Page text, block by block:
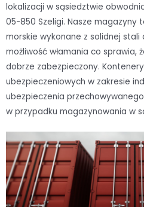
lokalizacji w sąsiedztwie
05-850 Szeligi. Nasze magazyny
morskie wykonane z solidnej
możliwość włamania co
dobrze zabezpieczony.
ubezpieczeniowych w zakresie
ubezpieczenia
w przypadku magazynowania w